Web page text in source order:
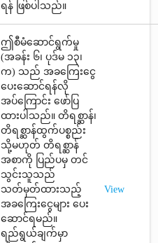
ရန် ဖြစ်ပါသည်။
ဤစီမံဆောင်ရွက်မှု
(အခန်း ၆၊ ပုဒ်မ ၁၃၊
က) သည် အခကြေးငွေ
ပေးဆောင်ရန်လို
အပ်ကြောင်း ဖော်ပြ
ထားပါသည်။ တိရစ္ဆာန်၊
တိရစ္ဆာန်ထွက်ပစ္စည်း
သို့မဟုတ် တိရစ္ဆာန်
အစာကို ပြည်ပမှ တင်
သွင်းသူသည်
သတ်မှတ်ထားသည့်
အခကြေးငွေများ ပေး
ဆောင်ရမည်။
ရည်ရွယ်ချက်မှာ
View